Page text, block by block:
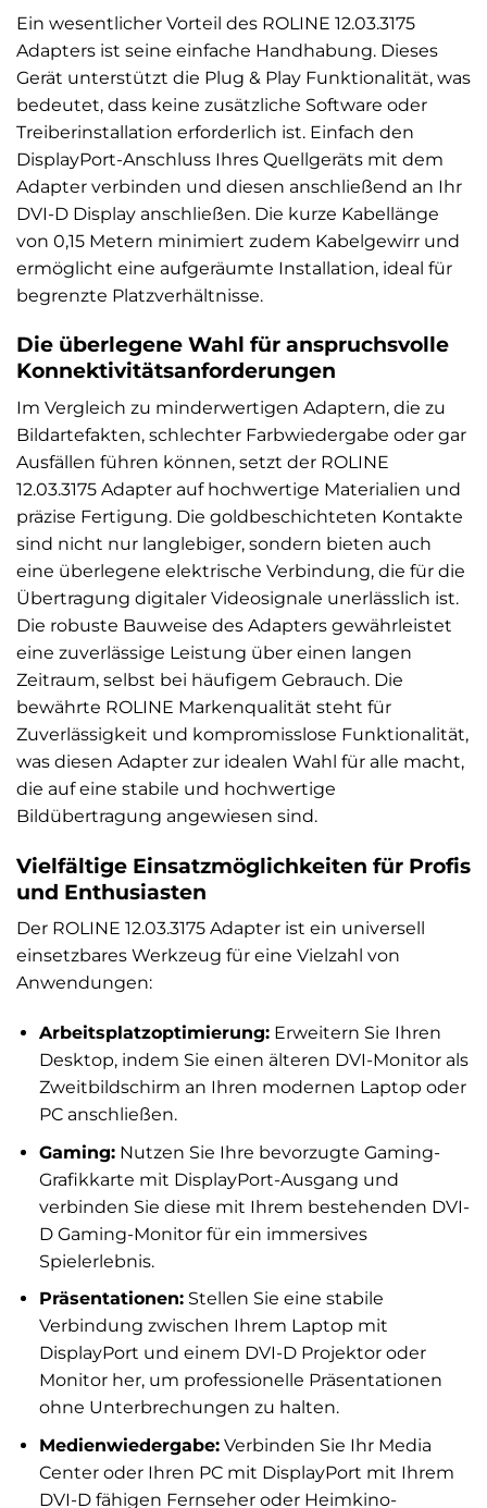
Ein wesentlicher Vorteil des ROLINE 12.03.3175
Adapters ist seine einfache Handhabung. Dieses
Gerät unterstützt die Plug & Play Funktionalität, was
bedeutet, dass keine zusätzliche Software oder
Treiberinstallation erforderlich ist. Einfach den
DisplayPort-Anschluss Ihres Quellgeräts mit dem
Adapter verbinden und diesen anschließend an Ihr
DVI-D Display anschließen. Die kurze Kabellänge
von 0,15 Metern minimiert zudem Kabelgewirr und
ermöglicht eine aufgeräumte Installation, ideal für
begrenzte Platzverhältnisse.
Die überlegene Wahl für anspruchsvolle
Konnektivitätsanforderungen
Im Vergleich zu minderwertigen Adaptern, die zu
Bildartefakten, schlechter Farbwiedergabe oder gar
Ausfällen führen können, setzt der ROLINE
12.03.3175 Adapter auf hochwertige Materialien und
präzise Fertigung. Die goldbeschichteten Kontakte
sind nicht nur langlebiger, sondern bieten auch
eine überlegene elektrische Verbindung, die für die
Übertragung digitaler Videosignale unerlässlich ist.
Die robuste Bauweise des Adapters gewährleistet
eine zuverlässige Leistung über einen langen
Zeitraum, selbst bei häufigem Gebrauch. Die
bewährte ROLINE Markenqualität steht für
Zuverlässigkeit und kompromisslose Funktionalität,
was diesen Adapter zur idealen Wahl für alle macht,
die auf eine stabile und hochwertige
Bildübertragung angewiesen sind.
Vielfältige Einsatzmöglichkeiten für Profis
und Enthusiasten
Der ROLINE 12.03.3175 Adapter ist ein universell
einsetzbares Werkzeug für eine Vielzahl von
Anwendungen:
Arbeitsplatzoptimierung:Erweitern Sie Ihren
Desktop, indem Sie einen älteren DVI-Monitor als
Zweitbildschirm an Ihren modernen Laptop oder
PC anschließen.
Gaming:Nutzen Sie Ihre bevorzugte Gaming-
Grafikkarte mit DisplayPort-Ausgang und
verbinden Sie diese mit Ihrem bestehenden DVI-
D Gaming-Monitor für ein immersives
Spielerlebnis.
Präsentationen:Stellen Sie eine stabile
Verbindung zwischen Ihrem Laptop mit
DisplayPort und einem DVI-D Projektor oder
Monitor her, um professionelle Präsentationen
ohne Unterbrechungen zu halten.
Medienwiedergabe:Verbinden Sie Ihr Media
Center oder Ihren PC mit DisplayPort mit Ihrem
DVI-D fähigen Fernseher oder Heimkino-